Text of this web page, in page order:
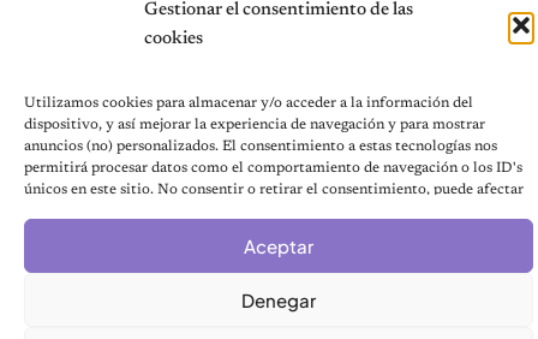
Gestionar el consentimiento de las
cookies
Utilizamos cookies para almacenar y/o acceder a la información del
dispositivo, y así mejorar la experiencia de navegación y para mostrar
anuncios (no) personalizados. El consentimiento a estas tecnologías nos
permitirá procesar datos como el comportamiento de navegación o los ID's
únicos en este sitio. No consentir o retirar el consentimiento, puede afectar
Aceptar
Denegar
Terms and Conditions
© 2026 Notas de Mascotas
Política de privacidad